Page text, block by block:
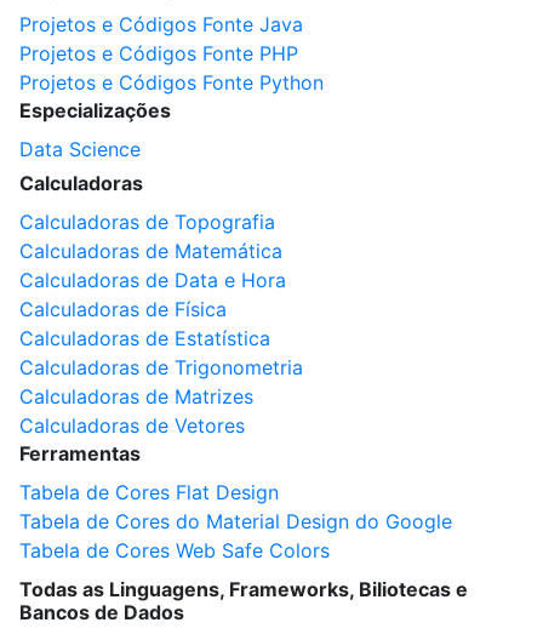
Projetos e Códigos Fonte Java
Projetos e Códigos Fonte PHP
Projetos e Códigos Fonte Python
Especializações
Data Science
Calculadoras
Calculadoras de Topografia
Calculadoras de Matemática
Calculadoras de Data e Hora
Calculadoras de Física
Calculadoras de Estatística
Calculadoras de Trigonometria
Calculadoras de Matrizes
Calculadoras de Vetores
Ferramentas
Tabela de Cores Flat Design
Tabela de Cores do Material Design do Google
Tabela de Cores Web Safe Colors
Todas as Linguagens, Frameworks, Biliotecas e
Bancos de Dados